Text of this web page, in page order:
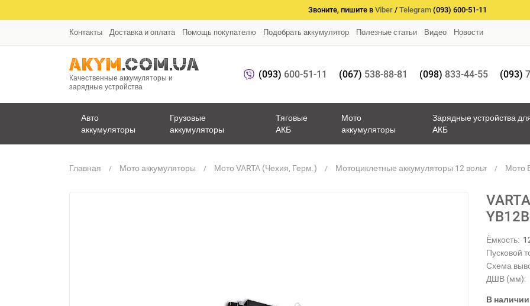
Звоните, пишите в Viber / Telegram (093) 600-51-11
Контакты Доставка и оплата Помощь покупателю Подобрать аккумулятор Полезные статьи Видео Новости
Качественные аккумуляторы и
зарядные устройства
(093) 600-51-11 (067) 538-88-81 (098) 833-44-55 (093)
Авто
аккумуляторы
Грузовые
аккумуляторы
Тяговые
АКБ
Мото
аккумуляторы
Зарядные устройства
АКБ
Главная Мото аккумуляторы Мото VARTA (Чехия, Герм.) Мотоциклетные аккумуляторы 12 вольт Мото
Ёмкость:
Пусковой
Схема
ДШВ (мм):
В наличии